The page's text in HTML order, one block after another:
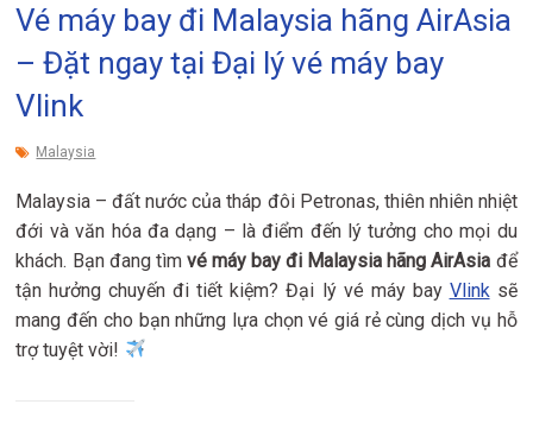
Vé máy bay đi Malaysia hãng AirAsia
– Đặt ngay tại Đại lý vé máy bay
Vlink
Malaysia
Malaysia – đất nước của tháp đôi Petronas, thiên nhiên nhiệt
đới và văn hóa đa dạng – là điểm đến lý tưởng cho mọi du
khách. Bạn đang tìm vé máy bay đi Malaysia hãng AirAsia để
tận hưởng chuyến đi tiết kiệm? Đại lý vé máy bay Vlink sẽ
mang đến cho bạn những lựa chọn vé giá rẻ cùng dịch vụ hỗ
trợ tuyệt vời!